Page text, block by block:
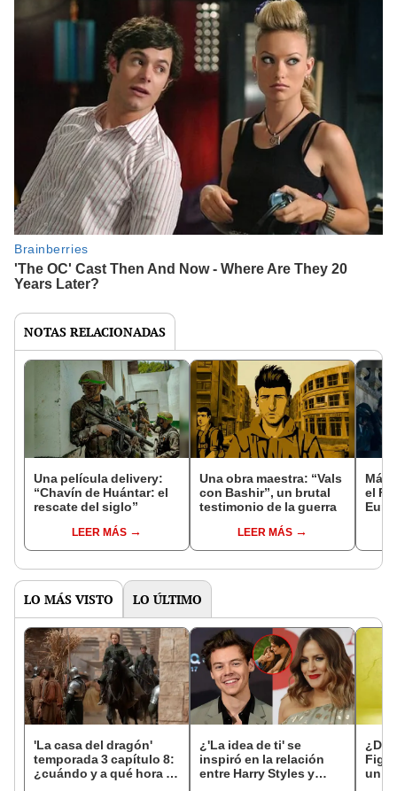
NOTAS RELACIONADAS
Una película delivery:
“Chavín de Huántar: el
rescate del siglo”
LEER MÁS
Una obra maestra: “Vals
con Bashir”, un brutal
testimonio de la guerra
LEER MÁS
Más
el
LO MÁS VISTO LO ÚLTIMO
'La casa del dragón'
temporada 3 capítulo 8:
¿cuándo y a qué hora se
¿'La idea de ti' se
inspiró en la relación
entre Harry Styles y
un